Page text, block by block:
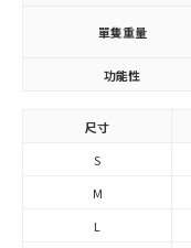
單隻重量
功能性
尺寸
S
M
L